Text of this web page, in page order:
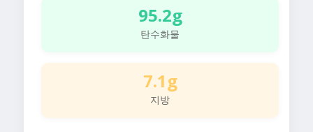
95.2g
탄수화물
7.1g
지방